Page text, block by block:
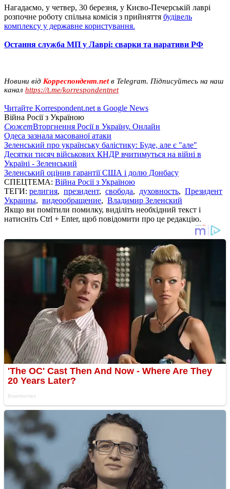
Нагадаємо, у четвер, 30 березня, у Києво-Печерській лаврі
розпочне роботу спільна комісія з прийняття будівель
комплексу у державне користування.
Остання служба МП у Лаврі: сварки та наративи РФ
Новини від Корреспондент.netв Telegram. Підписуйтесь на наш
канал https://t.me/korrespondentnet
Читайте Korrespondent.net в Google News
Війна Росії з Україною
СюжетВторгнення Росії в Україну. Онлайн
Одеса зазнала масованої атаки
Зеленський про українську балістику: Буде, але є "але"
Десятки тисяч військових КНДР вчитимуться на війні в
Україні - Зеленський
Зеленський оцінив гарантії США і долю Донбасу
СПЕЦТЕМА: Війна Росії з Україною
ТЕГИ: религия, президент, свобода, духовность, Президент
Украины, видеообращение, Владимир Зеленский
Якщо ви помітили помилку, виділіть необхідний текст і
натисніть Ctrl + Enter, щоб повідомити про це редакцію.